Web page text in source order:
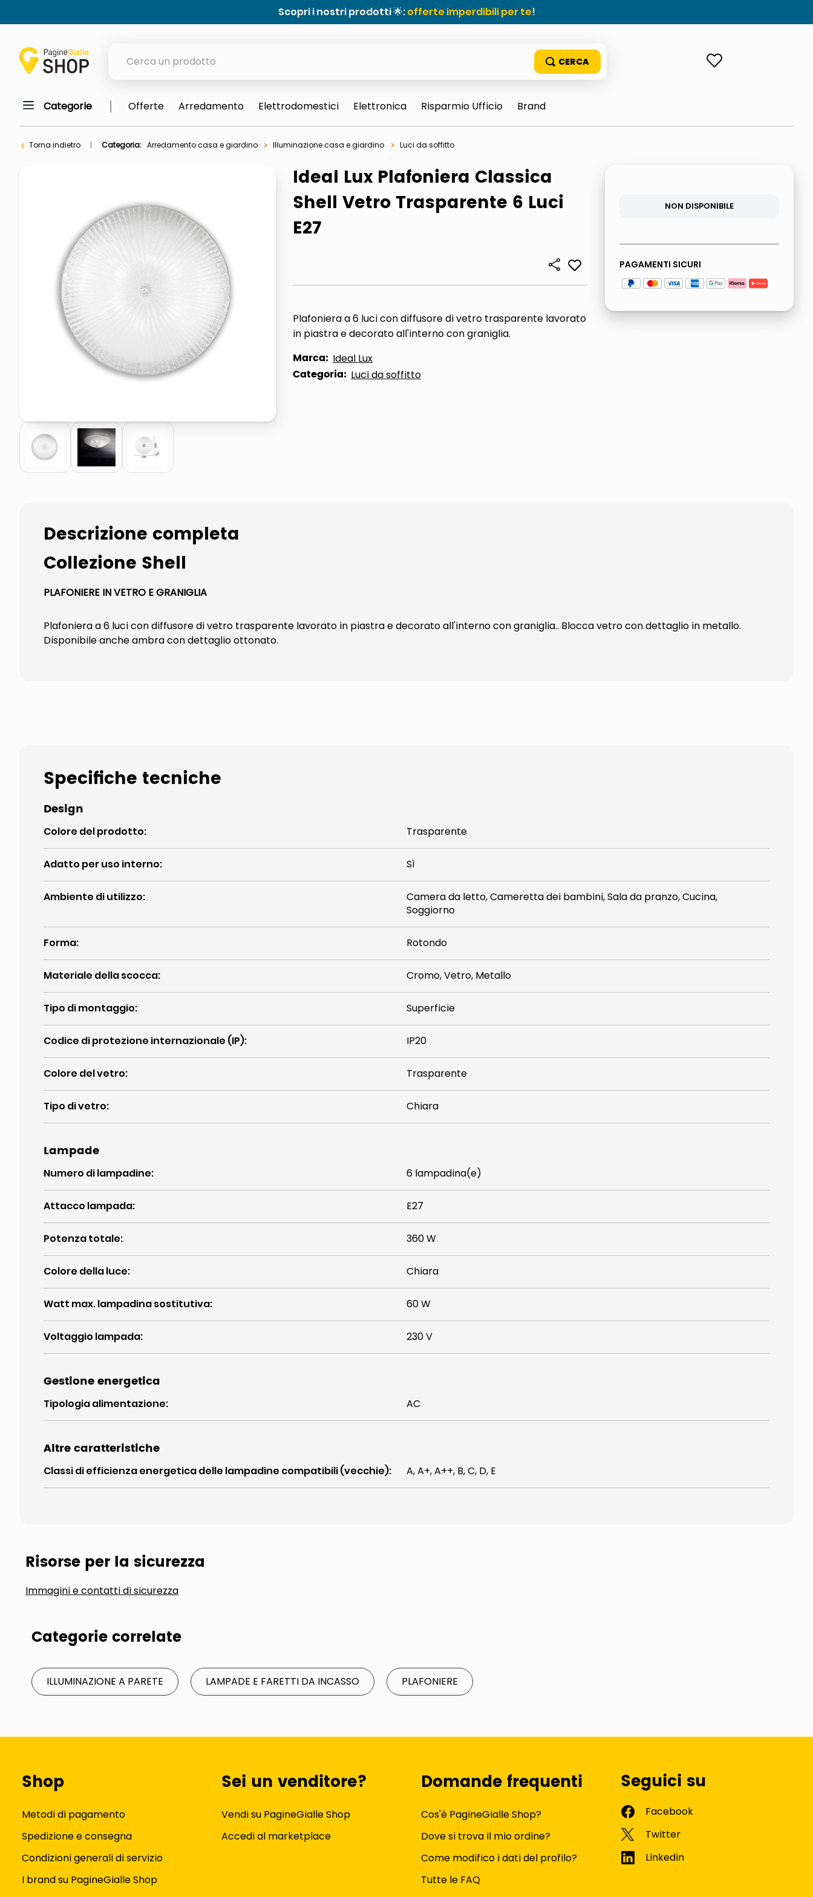
Scopri i nostri prodotti 🌟:offerte imperdibili per te!
meme
ombrelloni
lucidatrice pavimenti
italia independent occhiali sole 0703 thin rotondo sun
pattumiera raccolta differenziata
elenco telefonico
asciuga capelli spazzola
Categorie Offerte Arredamento Elettrodomestici Elettronica Risparmio Ufficio Brand
Torna indietro Categoria: Arredamento casa e giardino Illuminazione casa e giardino Luci da soffitto
Ideal Lux Plafoniera Classica
Shell Vetro Trasparente 6 Luci
E27
Plafoniera a 6 luci con diffusore di vetro trasparente lavorato
in piastra e decorato all'interno con graniglia.
Marca: Ideal Lux
Categoria: Luci da soffitto
NON DISPONIBILE
PAGAMENTI SICURI
Descrizione completa
Collezione Shell
PLAFONIERE IN VETRO E GRANIGLIA
Plafoniera a 6 luci con diffusore di vetro trasparente lavorato in piastra e decorato all'interno con graniglia.. Blocca vetro con dettaglio in metallo.
Disponibile anche ambra con dettaglio ottonato.
Specifiche tecniche
Design
Colore del prodotto: Trasparente
Adatto per uso interno: Sì
Ambiente di utilizzo:
Camera da letto, Cameretta dei bambini, Sala da pranzo, Cucina,
Soggiorno
Forma: Rotondo
Materiale della scocca: Cromo, Vetro, Metallo
Tipo di montaggio: Superficie
Codice di protezione internazionale (IP): IP20
Colore del vetro: Trasparente
Tipo di vetro: Chiara
Lampade
Numero di lampadine: 6 lampadina(e)
Attacco lampada: E27
Potenza totale: 360 W
Colore della luce: Chiara
Watt max. lampadina sostitutiva: 60 W
Voltaggio lampada: 230 V
Gestione energetica
Tipologia alimentazione: AC
Altre caratteristiche
Classi di efficienza energetica delle lampadine compatibili (vecchie): A, A+, A++, B, C, D, E
Risorse per la sicurezza
Immagini e contatti di sicurezza
Categorie correlate
ILLUMINAZIONE A PARETE LAMPADE E FARETTI DA INCASSO PLAFONIERE
Shop
Metodi di pagamento
Spedizione e consegna
Condizioni generali di servizio
I brand su PagineGialle Shop
Sei un venditore?
Vendi su PagineGialle Shop
Accedi al marketplace
Domande frequenti
Cos'è PagineGialle Shop?
Dove si trova il mio ordine?
Come modifico i dati del profilo?
Tutte le FAQ
Seguici su